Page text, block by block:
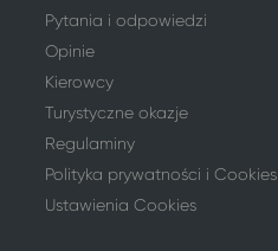
Pytania i odpowiedzi
Opinie
Kierowcy
Turystyczne okazje
Regulaminy
Polityka prywatności i Cookies
Ustawienia Cookies